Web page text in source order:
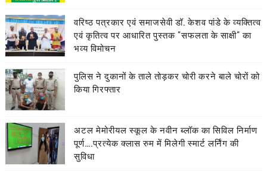
वरिष्ठ पत्रकार एवं समाजसेवी डॉ. केशव पांडे के व्यक्तित्व
एवं कृतित्व पर आधारित पुस्तक "सफलता के साक्षी" का
भव्य विमोचन
पुलिस ने दुकानों के ताले तोड़कर चोरी करने बाले चोरों को
किया गिरफ्तार
अटल मेमोरीयल स्कूल के नवीन ब्लॉक का सिविल निर्माण
पूर्ण….प्रत्येक क्लास रुम में मिलेगी स्मार्ट लर्निंग की
सुविधा